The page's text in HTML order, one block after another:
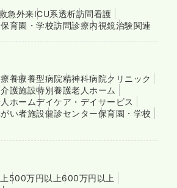
急外来ICU系透析訪問看護
保育園・学校訪問診療内視鏡治験関連
養療養型病院精神科病院クリニック
介護施設特別養護老人ホーム
ホームデイケア・デイサービス
い者施設健診センター保育園・学校
500万円以上600万円以上